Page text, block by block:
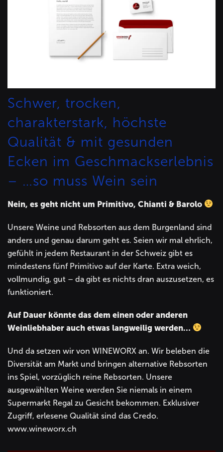
Schwer, trocken,
charakterstark, höchste
Qualität & mit gesunden
Ecken im Geschmackserlebnis
– …so muss Wein sein
Nein, es geht nicht um Primitivo, Chianti & Barolo
Unsere Weine und Rebsorten aus dem Burgenland sind
anders und genau darum geht es. Seien wir mal ehrlich,
gefühlt in jedem Restaurant in der Schweiz gibt es
mindestens fünf Primitivo auf der Karte. Extra weich,
vollmundig, gut – da gibt es nichts dran auszusetzen, es
funktioniert.
Auf Dauer könnte das dem einen oder anderen
Weinliebhaber auch etwas langweilig werden…
Und da setzen wir von WINEWORX an. Wir beleben die
Diversität am Markt und bringen alternative Rebsorten
ins Spiel, vorzüglich reine Rebsorten. Unsere
ausgewählten Weine werden Sie niemals in einem
Supermarkt Regal zu Gesicht bekommen. Exklusiver
Zugriff, erlesene Qualität sind das Credo.
www.wineworx.ch